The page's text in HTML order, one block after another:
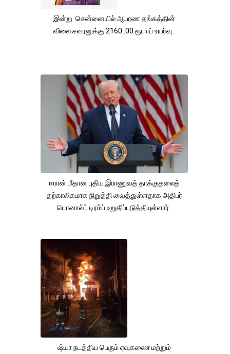
இன்று சென்னையில் ஆபரண தங்கத்தின்
விலை சவரனுக்கு 2160 .00 ரூபாய் உயர்வு .
ஈரான் மீதான புதிய இராணுவத் தாக்குதலைத்
தற்காலிகமாக நிறுத்தி வைத்துள்ளதாக அதிபர்
டொனால்ட் டிரம்ப் உறுதிப்படுத்தியுள்ளார் .
ஷ்யா நடத்திய பெரும் ஏவுகணை மற்றும்